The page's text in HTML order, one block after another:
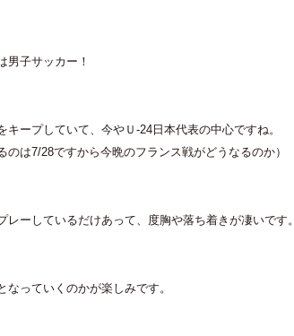
男子サッカー！
キープしていて、今やＵ-24日本代表の中心ですね。
のは7/28ですから今晩のフランス戦がどうなるのか）
レーしているだけあって、度胸や落ち着きが凄いです。
なっていくのかが楽しみです。